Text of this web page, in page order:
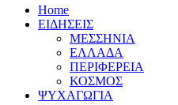
Home
ΕΙΔΗΣΕΙΣ
ΜΕΣΣΗΝΙΑ
ΕΛΛΑΔΑ
ΠΕΡΙΦΕΡΕΙΑ
ΚΟΣΜΟΣ
ΨΥΧΑΓΩΓΙΑ